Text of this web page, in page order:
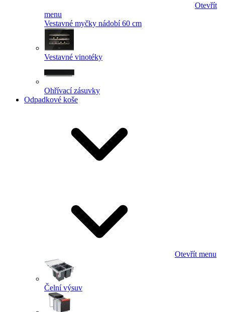
Otevřít
menu
Vestavné myčky nádobí 60 cm
Vestavné vinotéky
Ohřívací zásuvky
Odpadkové koše
Otevřít menu
Čelní výsuv